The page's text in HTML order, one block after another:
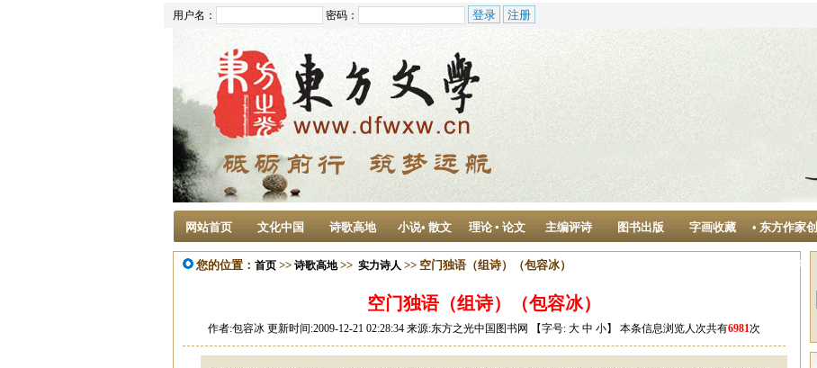
用户名： 密码：
网站首页 文化中国 诗歌高地 小说• 散文 理论 ▪ 论文 主编评诗 图书出版 字画收藏 • 东方作家创
作中心
您的位置： 首页 >> 诗歌高地>> 实力诗人 >> 空门独语（组诗）（包容冰）
空门独语（组诗）（包容冰）
作者:包容冰 更新时间:2009-12-21 02:28:34 来源:东方之光中国图书网 【字号: 大 中 小】 本条信息浏览人次共有6981次